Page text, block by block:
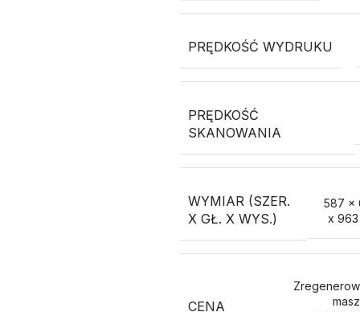
PRĘDKOŚĆ WYDRUKU
PRĘDKOŚĆ
SKANOWANIA
WYMIAR (SZER.
X GŁ. X WYS.)
587 x
x 963
CENA